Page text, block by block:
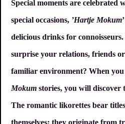
Special moments are celebrated
special occasions, ’Hartje Mokum
delicious drinks for
surprise your relations, friends
familiar environment? When
Mokum stories, you will discover
The romantic likorettes bear
themselves; they originate from